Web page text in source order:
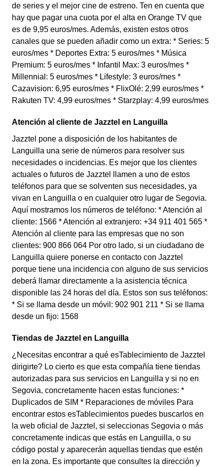
de series y el mejor cine de estreno. Ten en cuenta que
hay que pagar una cuota por el alta en Orange TV que
es de 9,95 euros/mes. Además, existen estos otros
canales que se pueden añadir como un extra: * Series: 5
euros/mes * Deportes Extra: 5 euros/mes * Música
Premium: 5 euros/mes * Infantil Max: 3 euros/mes *
Millennial: 5 euros/mes * Lifestyle: 3 euros/mes *
Cazavision: 6,95 euros/mes * FlixOlé: 2,99 euros/mes *
Rakuten TV: 4,99 euros/mes * Starzplay: 4,99 euros/mes
Atención al cliente de Jazztel en Languilla
Jazztel pone a disposición de los habitantes de
Languilla una serie de números para resolver sus
necesidades o incidencias. Es mejor que los clientes
actuales o futuros de Jazztel llamen a uno de estos
teléfonos para que se solventen sus necesidades, ya
vivan en Languilla o en cualquier otro lugar de Segovia.
Aquí mostramos los números de teléfono: * Atención al
cliente: 1566 * Atención al extranjero: +34 911 401 565 *
Atención al cliente para las empresas que no son
clientes: 900 866 064 Por otro lado, si un ciudadano de
Languilla quiere ponerse en contacto con Jazztel
porque tiene una incidencia con alguno de sus servicios
deberá llamar directamente a la asistencia técnica
disponible las 24 horas del día. Estos son sus teléfonos:
* Si se llama desde un móvil: 902 901 211 * Si se llama
desde un fijo: 1568
Tiendas de Jazztel en Languilla
¿Necesitas encontrar a qué esTablecimiento de Jazztel
dirigirte? Lo cierto es que esta compañía tiene tiendas
autorizadas para sus servicios en Languilla y si no en
Segovia, concretamente hacen estas funciones: *
Duplicados de SIM * Reparaciones de móviles Para
encontrar estos esTablecimientos puedes buscarlos en
la web oficial de Jazztel, si seleccionas Segovia o más
concretamente indicas que estás en Languilla, o su
código postal y aparecerán aquellas tiendas que estén
en la zona. Es importante que consultes la dirección y